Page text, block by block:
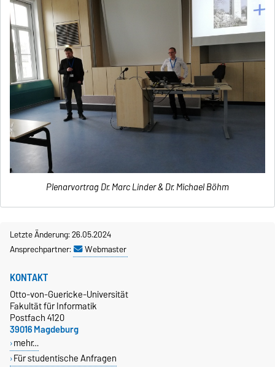
Plenarvortrag Dr. Marc Linder & Dr. Michael Böhm
Letzte Änderung: 26.05.2024
Ansprechpartner:
Webmaster
KONTAKT
Otto-von-Guericke-Universität
Fakultät für Informatik
Postfach 4120
39016 Magdeburg
mehr…
Für studentische Anfragen